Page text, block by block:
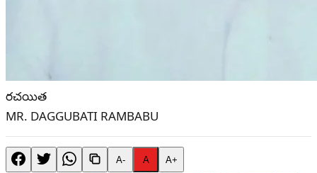
రచయిత
MR. DAGGUBATI RAMBABU
A- A A+